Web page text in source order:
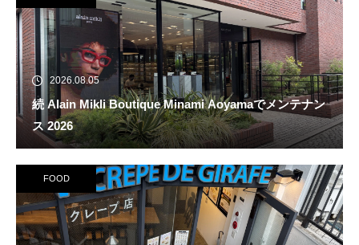
2026.08.05
続 Alain Mikli Boutique Minami Aoyamaでメンテナン
ス 2026
FOOD